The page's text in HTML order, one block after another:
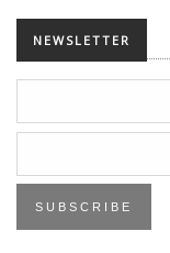
NEWSLETTER